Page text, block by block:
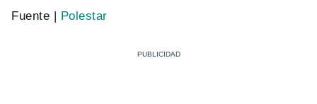
Fuente | Polestar